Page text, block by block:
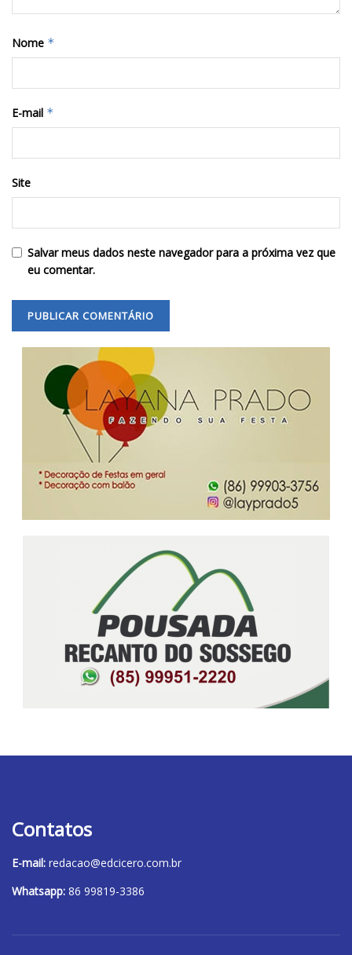
Nome *
E-mail *
Site
Salvar meus dados neste navegador para a próxima vez que
eu comentar.
Contatos
E-mail: redacao@edcicero.com.br
Whatsapp: 86 99819-3386